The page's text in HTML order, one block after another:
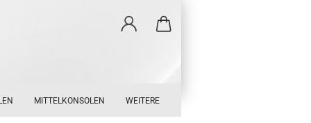
MITTELKONSOLEN WEITERE